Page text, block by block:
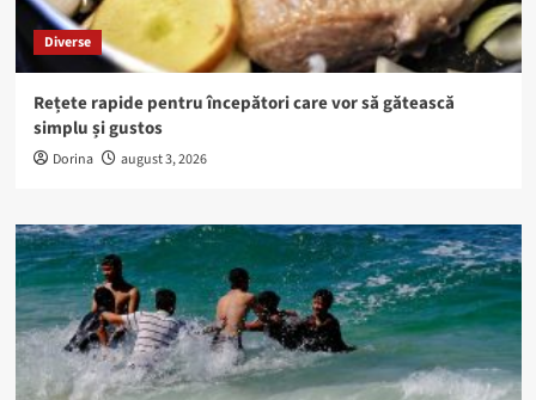
Diverse
Rețete rapide pentru începători care vor să gătească
simplu și gustos
Dorina august 3, 2026